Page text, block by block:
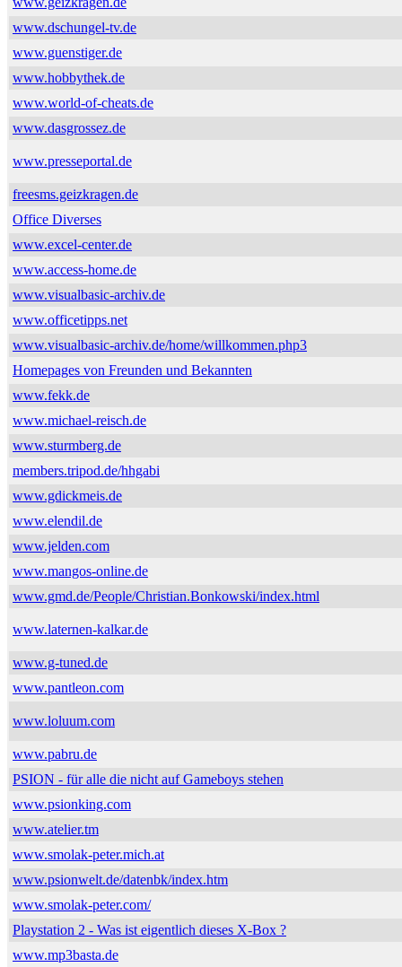
www.dschungel-tv.de
www.guenstiger.de
www.hobbythek.de
www.world-of-cheats.de
www.dasgrossez.de
www.presseportal.de
freesms.geizkragen.de
Office Diverses
www.excel-center.de
www.access-home.de
www.visualbasic-archiv.de
www.officetipps.net
www.visualbasic-archiv.de/home/willkommen.php3
Homepages von Freunden und Bekannten
www.fekk.de
www.michael-reisch.de
www.sturmberg.de
members.tripod.de/hhgabi
www.gdickmeis.de
www.elendil.de
www.jelden.com
www.mangos-online.de
www.gmd.de/People/Christian.Bonkowski/index.html
www.laternen-kalkar.de
www.g-tuned.de
www.pantleon.com
www.loluum.com
www.pabru.de
PSION - für alle die nicht auf Gameboys stehen
www.psionking.com
www.atelier.tm
www.smolak-peter.mich.at
www.psionwelt.de/datenbk/index.htm
www.smolak-peter.com/
Playstation 2 - Was ist eigentlich dieses X-Box ?
www.mp3basta.de